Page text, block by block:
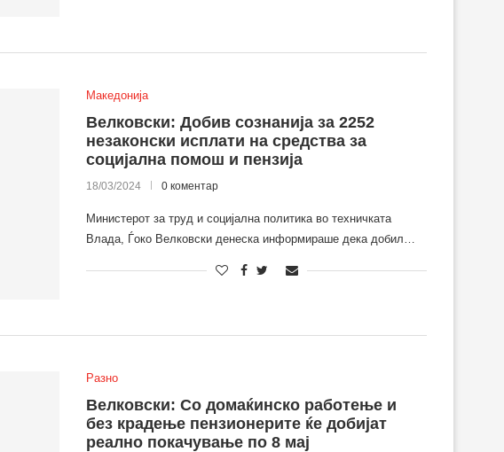
Македонија
Велковски: Добив сознанија за 2252
незаконски исплати на средства за
социјална помош и пензија
18/03/2024 0 коментар
Министерот за труд и социјална политика во техничката
Влада, Ѓоко Велковски денеска информираше дека добил…
Разно
Велковски: Со домаќинско работење и
без крадење пензионерите ќе добијат
реално покачување по 8 мај